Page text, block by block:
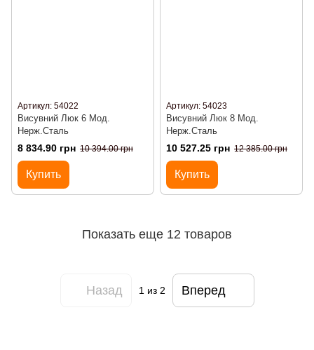
Артикул: 54022
Висувний Люк 6 Мод.
Нерж.Сталь
8 834.90 грн 10 394.00 грн
Купить
Артикул: 54023
Висувний Люк 8 Мод.
Нерж.Сталь
10 527.25 грн 12 385.00 грн
Купить
Показать еще 12 товаров
Назад 1из 2 Вперед